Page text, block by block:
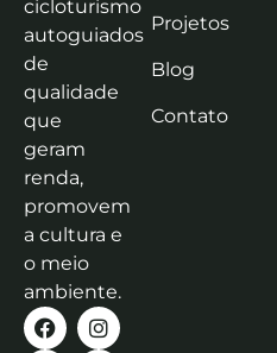
cicloturismo
autoguiados
de
qualidade
que
geram
renda,
promovem
a cultura e
o meio
ambiente.
Projetos
Blog
Contato